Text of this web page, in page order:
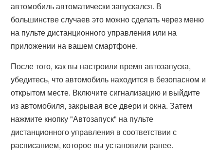
автомобиль автоматически запускался. В
большинстве случаев это можно сделать через меню
на пульте дистанционного управления или на
приложении на вашем смартфоне.
После того, как вы настроили время автозапуска,
убедитесь, что автомобиль находится в безопасном и
открытом месте. Включите сигнализацию и выйдите
из автомобиля, закрывая все двери и окна. Затем
нажмите кнопку "Автозапуск" на пульте
дистанционного управления в соответствии с
расписанием, которое вы установили ранее.